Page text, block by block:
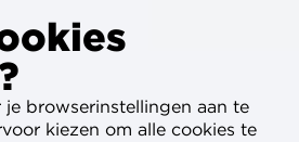
browserinstellingen aan te
kiezen om alle cookies te